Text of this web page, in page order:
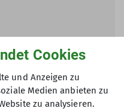
Michael
Cookies
und Anzeigen zu
Medien anbieten zu
zu analysieren.